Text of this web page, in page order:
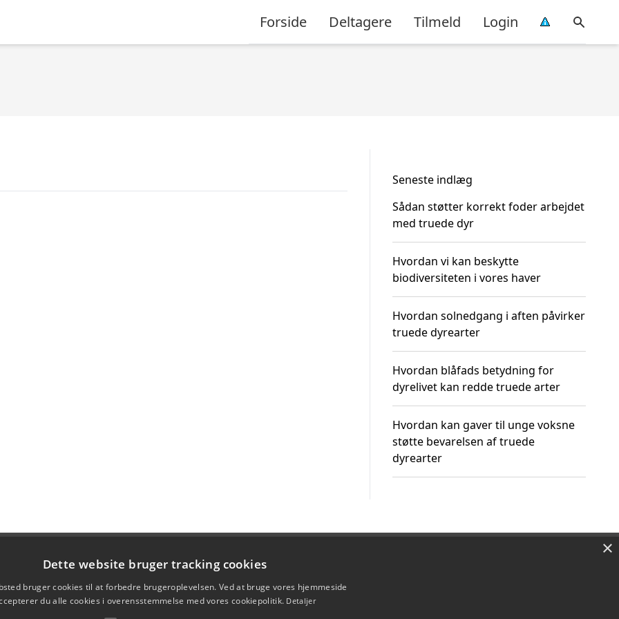
Forside Deltagere Tilmeld Login
Seneste indlæg
Sådan støtter korrekt foder arbejdet
med truede dyr
Hvordan vi kan beskytte
biodiversiteten i vores haver
Hvordan solnedgang i aften påvirker
truede dyrearter
Hvordan blåfads betydning for
dyrelivet kan redde truede arter
Hvordan kan gaver til unge voksne
støtte bevarelsen af truede
dyrearter
×
Dette website bruger tracking cookies
bruger cookies til at forbedre brugeroplevelsen. Ved at bruge vores hjemmeside
du alle cookies i overensstemmelse med vores cookiepolitik. Detaljer